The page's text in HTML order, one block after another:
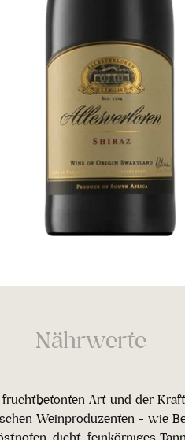
Nährwerte
Art und der
Weinproduzenten - wie
dicht, feinkörniges